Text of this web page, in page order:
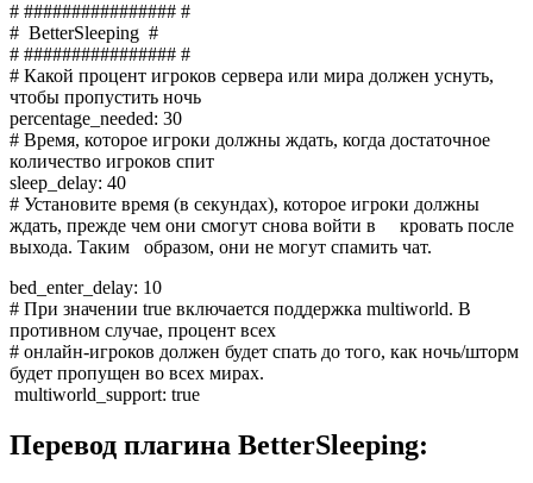
# ################ #
# BetterSleeping #
# ################ #
# Какой процент игроков сервера или мира должен уснуть,
чтобы пропустить ночь
percentage_needed: 30
# Время, которое игроки должны ждать, когда достаточное
количество игроков спит
sleep_delay: 40
# Установите время (в секундах), которое игроки должны
ждать, прежде чем они смогут снова войти в кровать после
выхода. Таким образом, они не могут спамить чат.
bed_enter_delay: 10
# При значении true включается поддержка multiworld. В
противном случае, процент всех
# онлайн-игроков должен будет спать до того, как ночь/шторм
будет пропущен во всех мирах.
multiworld_support: true
Перевод плагина BetterSleeping: